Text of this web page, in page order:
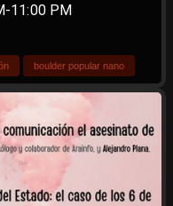
11:00 PM
boulder popular nano